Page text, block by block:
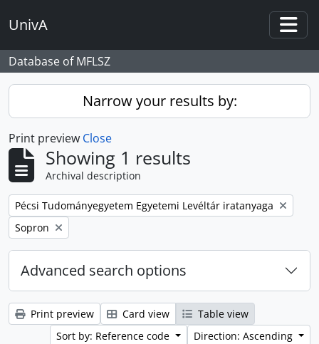
UnivA
Database of MFLSZ
Narrow your results by:
Print preview Close
Showing 1 results
Archival description
Remove filter:
Pécsi Tudományegyetem Egyetemi Levéltár iratanyaga
Remove filter:
Sopron
Advanced search options
Print preview Card view
Table view
Sort by: Reference code
Direction: Ascending